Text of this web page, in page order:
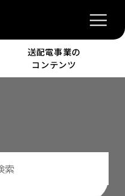
送配電事業の
コンテンツ